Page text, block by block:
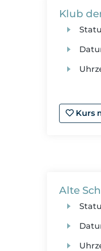
Klub
Kurs
Alte